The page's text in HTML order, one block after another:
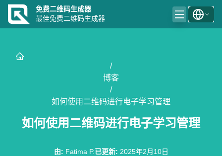
免费二维码生成器
最佳免费二维码生成器
/
博客
/
如何使用二维码进行电子学习管理
如何使用二维码进行电子学习管理
由: Fatima P.已更新: 2025年2月10日